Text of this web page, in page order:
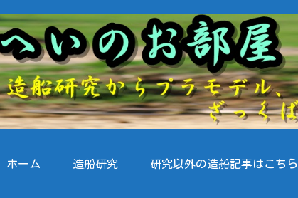
ホーム 造船研究 研究以外の造船記事はこちら